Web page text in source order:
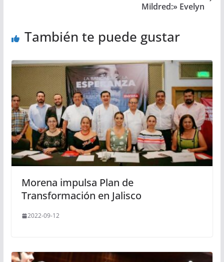
Mildred:» Evelyn
También te puede gustar
Morena impulsa Plan de
Transformación en Jalisco
2022-09-12